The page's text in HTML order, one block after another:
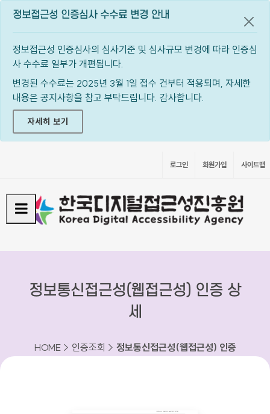
정보접근성 인증심사 수수료 변경 안내
정보접근성 인증심사의 심사기준 및 심사규모 변경에 따라 인증심
사 수수료 일부가 개편됩니다.
변경된 수수료는 2025년 3월 1일 접수 건부터 적용되며, 자세한
내용은 공지사항을 참고 부탁드립니다. 감사합니다.
자세히 보기
공지
로그인 회원가입 사이트맵
정보통신접근성(웹접근성) 인증 상
세
HOME > 인증조회 > 정보통신접근성(웹접근성) 인증